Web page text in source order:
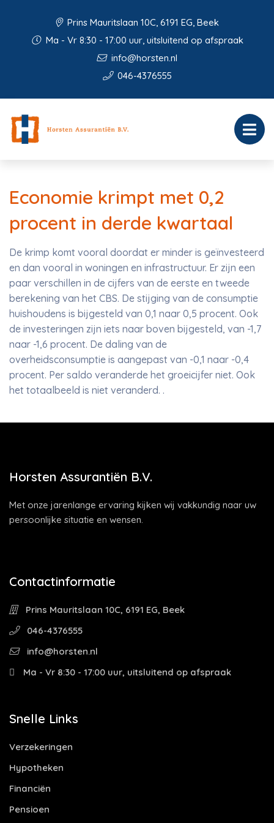
Prins Mauritslaan 10C, 6191 EG, Beek
Ma - Vr 8:30 - 17:00 uur, uitsluitend op afspraak
info@horsten.nl
046-4376555
Economie krimpt met 0,2
procent in derde kwartaal
De krimp komt vooral doordat er minder is geïnvesteerd
en dan vooral in woningen en infrastructuur. Er zijn een
paar verschillen in de cijfers van de eerste en tweede
berekening van het CBS. De stijging van de consumptie
huishoudens is bijgesteld van 0,1 naar 0,5 procent. Ook
de investeringen zijn iets naar boven bijgesteld, van -1,7
naar -1,6 procent. De daling van de
overheidsconsumptie is aangepast van -0,1 naar -0,4
procent. Per saldo veranderde het groeicijfer niet. Ook
het totaalbeeld is niet veranderd. .
Horsten Assurantiën B.V.
Met onze jarenlange ervaring kijken wij vakkundig naar uw
persoonlijke situatie en wensen.
Contactinformatie
Prins Mauritslaan 10C, 6191 EG, Beek
046-4376555
info@horsten.nl
Ma - Vr 8:30 - 17:00 uur, uitsluitend op afspraak
Snelle Links
Verzekeringen
Hypotheken
Financiën
Pensioen